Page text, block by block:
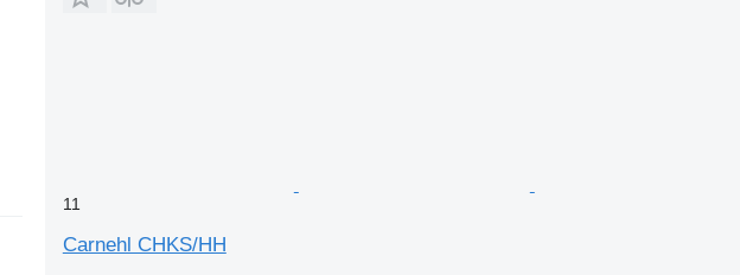
11
Carnehl CHKS/HH